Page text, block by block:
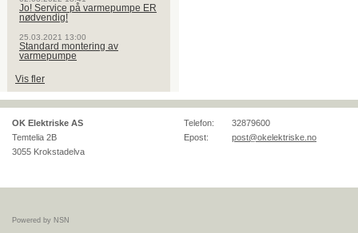
Jo! Service på varmepumpe ER
nødvendig!
25.03.2021 13:00
Standard montering av
varmepumpe
Vis fler
OK Elektriske AS
Temtelia 2B
3055 Krokstadelva
Telefon:
32879600
Epost:
post@okelektriske.no
Powered by NSN